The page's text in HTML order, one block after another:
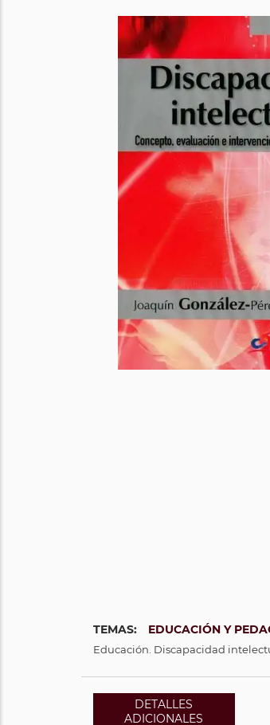
TEMAS: EDUCACIÓN Y
Educación. Discapacidad
DETALLES
ADICIONALES